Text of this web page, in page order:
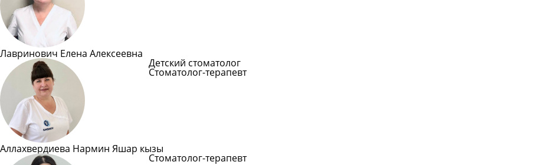
Лавринович Елена Алексеевна
Детский стоматолог
Стоматолог-терапевт
Аллахвердиева Нармин Яшар кызы
Стоматолог-терапевт